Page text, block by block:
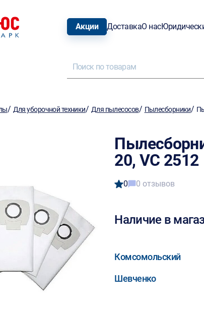
Акции ДоставкаО нас
/ Для уборочной техники/ Для пылесосов/ Пылесборники/
20, VС 2512
0 0 отзывов
Наличие в
Комсомольский
Шевченко